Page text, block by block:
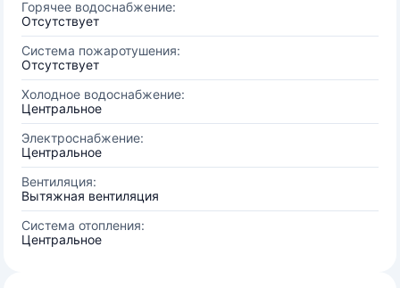
Горячее водоснабжение:
Отсутствует
Система пожаротушения:
Отсутствует
Холодное водоснабжение:
Центральное
Электроснабжение:
Центральное
Вентиляция:
Вытяжная вентиляция
Система отопления:
Центральное